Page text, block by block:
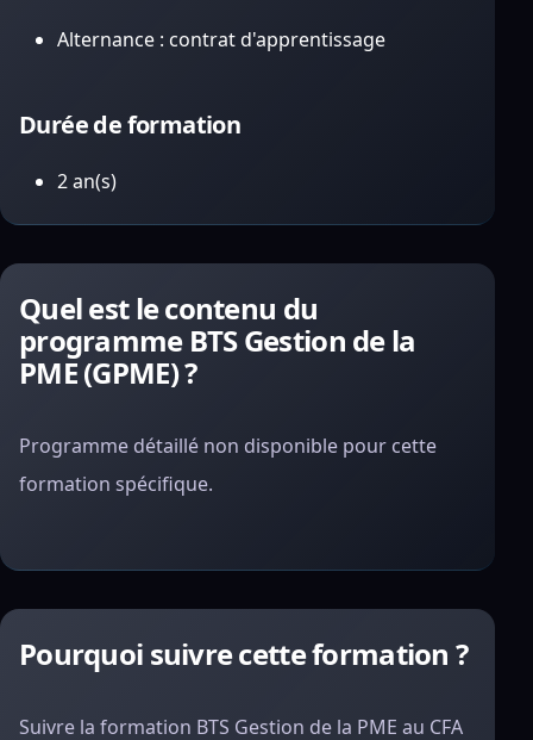
Alternance : contrat d'apprentissage
Durée de formation
2 an(s)
Quel est le contenu du
programme BTS Gestion de la
PME (GPME) ?
Programme détaillé non disponible pour cette
formation spécifique.
Pourquoi suivre cette formation ?
Suivre la formation BTS Gestion de la PME au CFA